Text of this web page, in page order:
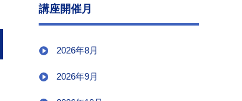
講座開催月
2026年8月
2026年9月